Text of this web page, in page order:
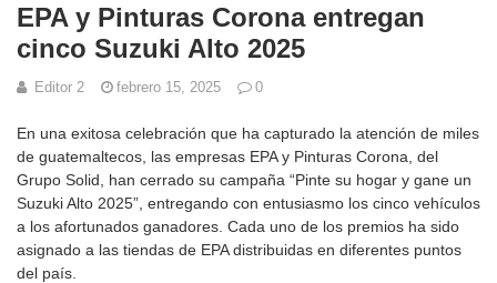
EPA y Pinturas Corona entregan
cinco Suzuki Alto 2025
Editor 2 febrero 15, 2025 0
En una exitosa celebración que ha capturado la atención de miles
de guatemaltecos, las empresas EPA y Pinturas Corona, del
Grupo Solid, han cerrado su campaña “Pinte su hogar y gane un
Suzuki Alto 2025”, entregando con entusiasmo los cinco vehículos
a los afortunados ganadores. Cada uno de los premios ha sido
asignado a las tiendas de EPA distribuidas en diferentes puntos
del país.